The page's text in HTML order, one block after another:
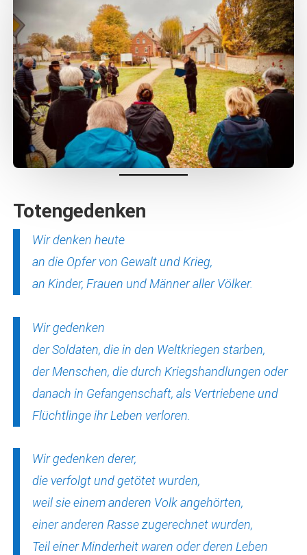
Totengedenken
Wir denken heute
an die Opfer von Gewalt und Krieg,
an Kinder, Frauen und Männer aller Völker.
Wir gedenken
der Soldaten, die in den Weltkriegen starben,
der Menschen, die durch Kriegshand­lungen oder
danach in Gefangenschaft, als Vertriebene und
Flüchtlinge ihr Leben verloren.
Wir gedenken derer,
die verfolgt und getötet wurden,
weil sie einem anderen Volk angehörten,
einer anderen Rasse zugerechnet wurden,
Teil einer Minderheit waren oder deren Leben